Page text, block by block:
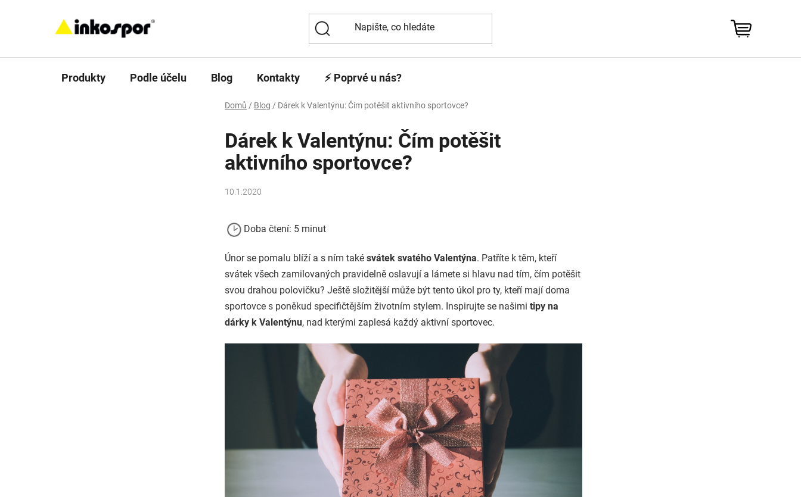
Produkty Podle účelu Blog Kontakty ⚡️ Poprvé u nás?
Domů / Blog / Dárek k Valentýnu: Čím potěšit aktivního sportovce?
Dárek k Valentýnu: Čím potěšit
aktivního sportovce?
10.1.2020
Doba čtení: 5 minut
Únor se pomalu blíží a s ním také svátek svatého Valentýna. Patříte k těm, kteří
svátek všech zamilovaných pravidelně oslavují a lámete si hlavu nad tím, čím potěšit
svou drahou polovičku? Ještě složitější může být tento úkol pro ty, kteří mají doma
sportovce s poněkud specifičtějším životním stylem. Inspirujte se našimi tipy na
dárky k Valentýnu, nad kterými zaplesá každý aktivní sportovec.